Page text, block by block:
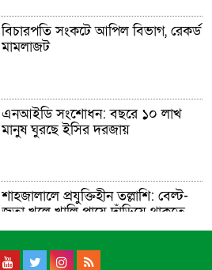
বিচারপতি সংকটে আপিল বিভাগ, রেকর্ড
মামলাজট
এনআইডি সংশোধন: বছরে ১০ লাখ
মানুষ ঘুরছে ইসির দরজায়
শাহজালালে প্রযুক্তিহীন তল্লাশি: বেল্ট-
জুতা খুলে খালি পায়ে দাঁড়িয়ে থাকতে
হয় যাত্রীদের